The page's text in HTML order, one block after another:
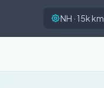
NH · 15k km